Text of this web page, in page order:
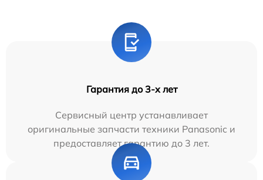
Гарантия до 3-х лет
Сервисный центр устанавливает
оригинальные запчасти техники Panasonic и
предоставляет гарантию до 3 лет.